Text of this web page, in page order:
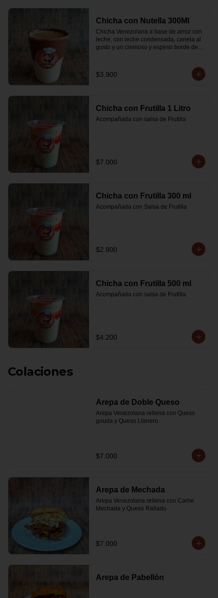
Chicha con Nutella 300Ml
Chicha Venezolana a base de arroz con
leche, con leche condensada, canela al
gusto y un cremoso y espeso borde de
$3.900
Chicha con Frutilla 1 Litro
Acompañada con salsa de Frutilla
$7.000
Chicha con Frutilla 300 ml
Acompañada con Salsa de Frutilla
$2.800
Chicha con Frutilla 500 ml
Acompañada con salsa de Frutilla
$4.200
Colaciones
Arepa de Doble Queso
Arepa Venezolana rellena con Queso
gouda y Queso Llanero
$7.000
Arepa de Mechada
Arepa Venezolana rellena con Carne
Mechada y Queso Rallado
$7.000
Arepa de Pabellón